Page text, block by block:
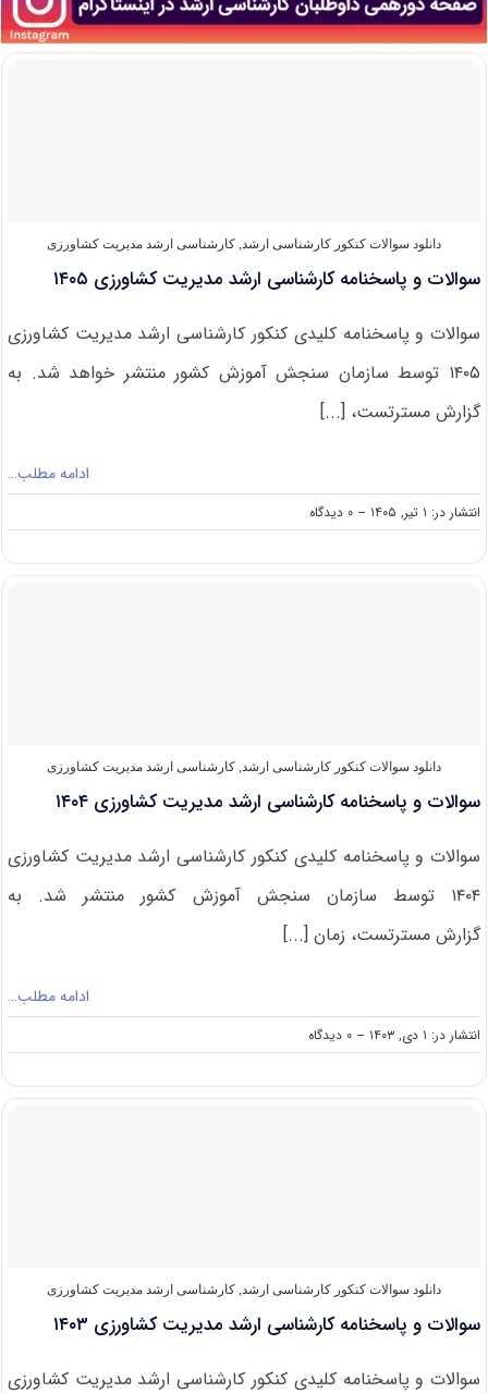
دانلود سوالات کنکور کارشناسی ارشد, کارشناسی ارشد مدیریت کشاورزی
سوالات و پاسخنامه کارشناسی ارشد مدیریت کشاورزی ۱۴۰۵
سوالات و پاسخنامه کلیدی کنکور کارشناسی ارشد مدیریت کشاورزی
۱۴۰۵ توسط سازمان سنجش آموزش کشور منتشر خواهد شد. به
گزارش مسترتست، [...]
ادامه مطلب…
انتشار در: ۱ تیر, ۱۴۰۵ -- ۰ دیدگاه
on
سوالات
پاسخنامه
دانلود سوالات کنکور کارشناسی ارشد, کارشناسی ارشد مدیریت کشاورزی
سوالات و پاسخنامه کارشناسی ارشد مدیریت کشاورزی ۱۴۰۴
سوالات و پاسخنامه کلیدی کنکور کارشناسی ارشد مدیریت کشاورزی
۱۴۰۴ توسط سازمان سنجش آموزش کشور منتشر شد. به
گزارش مسترتست، زمان [...]
ادامه مطلب…
انتشار در: ۱ دی, ۱۴۰۳ -- ۰ دیدگاه
on
سوالات
پاسخنامه
دانلود سوالات کنکور کارشناسی ارشد, کارشناسی ارشد مدیریت کشاورزی
سوالات و پاسخنامه کارشناسی ارشد مدیریت کشاورزی ۱۴۰۳
سوالات و پاسخنامه کلیدی کنکور کارشناسی ارشد مدیریت کشاورزی